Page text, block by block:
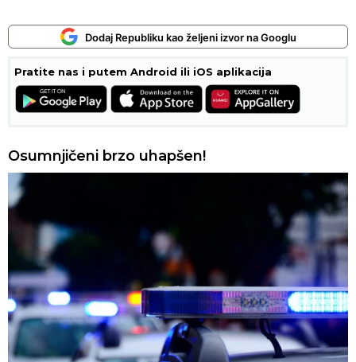
Dodaj Republiku kao željeni izvor na Googlu
Pratite nas i putem Android ili iOS aplikacija
Osumnjičeni brzo uhapšen!